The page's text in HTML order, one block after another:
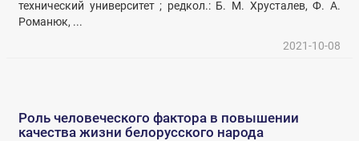
технический университет ; редкол.: Б. М. Хрусталев, Ф. А.
Романюк, ...
2021-10-08
Роль человеческого фактора в повышении
качества жизни белорусского народа